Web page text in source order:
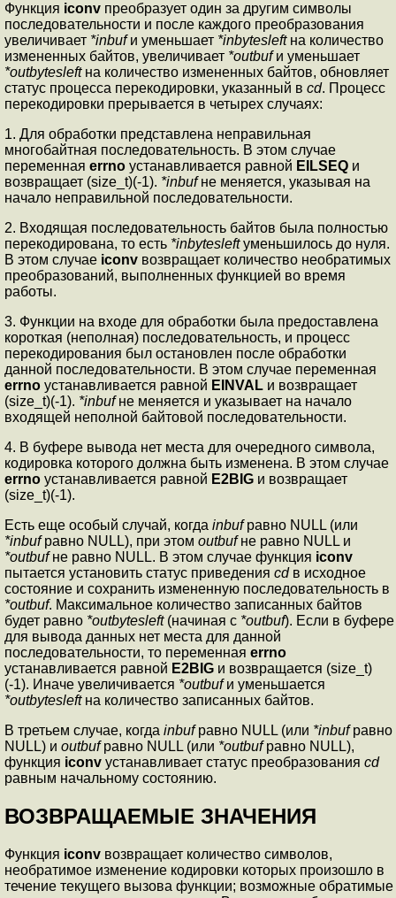
Функция iconv преобразует один за другим символы
последовательности и после каждого преобразования
увеличивает *inbufи уменьшает *inbytesleftна количество
измененных байтов, увеличивает *outbufи уменьшает
*outbytesleftна количество измененных байтов, обновляет
статус процесса перекодировки, указанный в cd. Процесс
перекодировки прерывается в четырех случаях:
1. Для обработки представлена неправильная
многобайтная последовательность. В этом случае
переменная errno устанавливается равной EILSEQ и
возвращает (size_t)(-1). *inbufне меняется, указывая на
начало неправильной последовательности.
2. Входящая последовательность байтов была полностью
перекодирована, то есть *inbytesleftуменьшилось до нуля.
В этом случае iconv возвращает количество необратимых
преобразований, выполненных функцией во время
работы.
3. Функции на входе для обработки была предоставлена
короткая (неполная) последовательность, и процесс
перекодирования был остановлен после обработки
данной последовательности. В этом случае переменная
errno устанавливается равной EINVAL и возвращает
(size_t)(-1). *inbufне меняется и указывает на начало
входящей неполной байтовой последовательности.
4. В буфере вывода нет места для очередного символа,
кодировка которого должна быть изменена. В этом случае
errno устанавливается равной E2BIG и возвращает
(size_t)(-1).
Есть еще особый случай, когда inbufравно NULL (или
*inbufравно NULL), при этом outbufне равно NULL и
*outbufне равно NULL. В этом случае функция iconv
пытается установить статус приведения cdв исходное
состояние и сохранить измененную последовательность в
*outbuf. Максимальное количество записанных байтов
будет равно *outbytesleft(начиная с *outbuf). Если в буфере
для вывода данных нет места для данной
последовательности, то переменная errno
устанавливается равной E2BIG и возвращается (size_t)
(-1). Иначе увеличивается *outbufи уменьшается
*outbytesleftна количество записанных байтов.
В третьем случае, когда inbufравно NULL (или *inbufравно
NULL) и outbufравно NULL (или *outbufравно NULL),
функция iconv устанавливает статус преобразования cd
равным начальному состоянию.
ВОЗВРАЩАЕМЫЕ ЗНАЧЕНИЯ
Функция iconv возвращает количество символов,
необратимое изменение кодировки которых произошло в
течение текущего вызова функции; возможные обратимые